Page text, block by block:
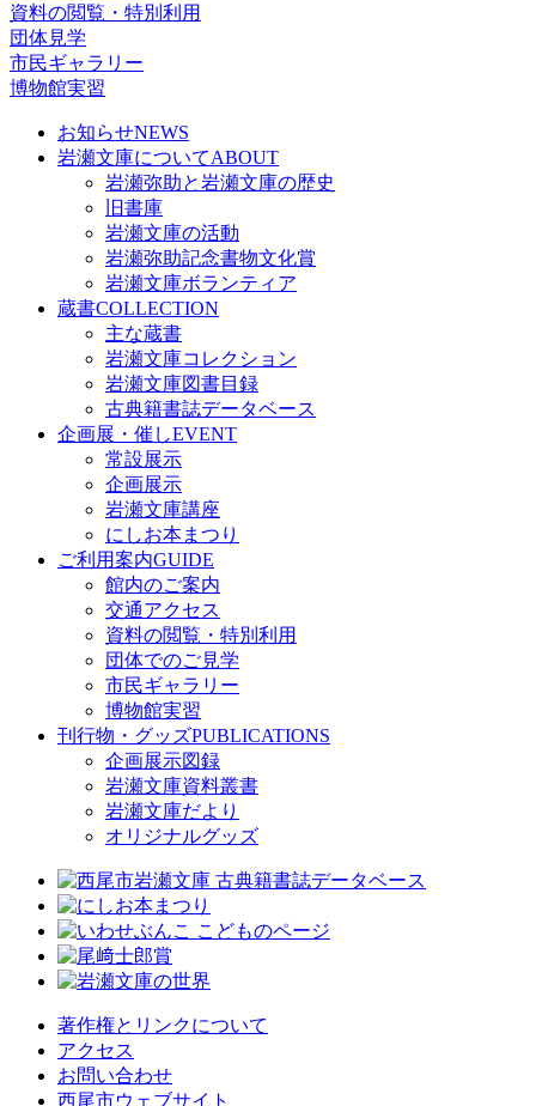
資料の閲覧・特別利用
団体見学
市民ギャラリー
博物館実習
お知らせNEWS
岩瀬文庫についてABOUT
岩瀬弥助と岩瀬文庫の歴史
旧書庫
岩瀬文庫の活動
岩瀬弥助記念書物文化賞
岩瀬文庫ボランティア
蔵書COLLECTION
主な蔵書
岩瀬文庫コレクション
岩瀬文庫図書目録
古典籍書誌データベース
企画展・催しEVENT
常設展示
企画展示
岩瀬文庫講座
にしお本まつり
ご利用案内GUIDE
館内のご案内
交通アクセス
資料の閲覧・特別利用
団体でのご見学
市民ギャラリー
博物館実習
刊行物・グッズPUBLICATIONS
企画展示図録
岩瀬文庫資料叢書
岩瀬文庫だより
オリジナルグッズ
著作権とリンクについて
アクセス
お問い合わせ
西尾市ウェブサイト